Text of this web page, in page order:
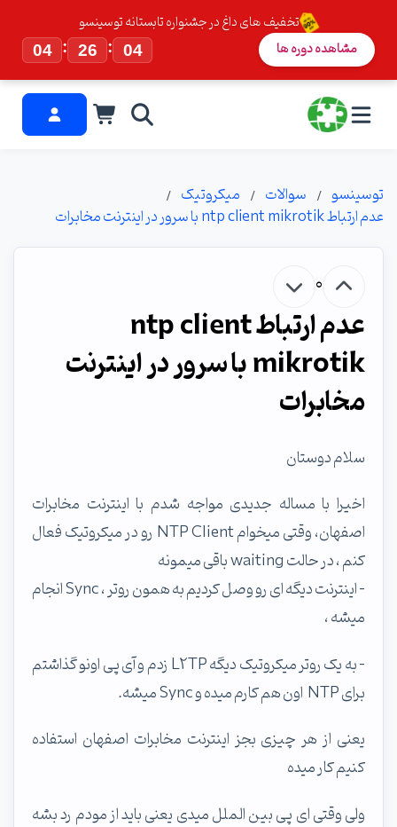
تخفیف های داغ در جشنواره تابستانه توسینسو
04 : 26 : 03 مشاهده دوره ها
توسینسو سوالات
میکروتیک
عدم ارتباط ntp client mikrotik با سرور در اینترنت مخابرات
0
عدم ارتباط ntp client
mikrotik با سرور در اینترنت
مخابرات
سلام دوستان
اخیرا با مساله جدیدی مواجه شدم با اینترنت مخابرات
اصفهان، وقتی میخوام NTP Client رو در میکروتیک فعال
کنم ، در حالت waiting باقی میمونه
- اینترنت دیگه ای رو وصل کردیم به همون روتر ، Sync انجام
میشه ،
- به یک روتر میکروتیک دیگه L2TP زدم و آی پی اونو گذاشتم
برای NTP اون هم کارم میده و Sync میشه.
یعنی از هر چیزی بجز اینترنت مخابرات اصفهان استفاده
کنیم کار میده
ولی وقتی ای پی بین الملل میدی یعنی باید از مودم رد بشه